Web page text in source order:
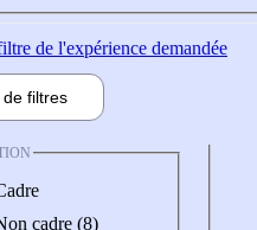
de l'expérience demandée
de filtres
cadre (8)